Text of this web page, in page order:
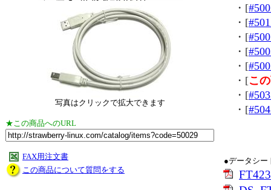
写真はクリックで拡大できます
★この商品へのURL
FAX用注文書
この商品について質問をする
・[
・[
・[
・[
・[
・[こ
・[
・[
●データシー